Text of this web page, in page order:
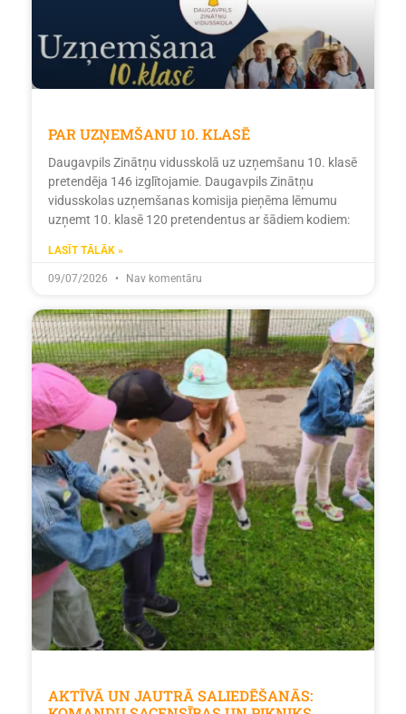
PAR UZŅEMŠANU 10. KLASĒ
Daugavpils Zinātņu vidusskolā uz uzņemšanu 10. klasē
pretendēja 146 izglītojamie. Daugavpils Zinātņu
vidusskolas uzņemšanas komisija pieņēma lēmumu
uzņemt 10. klasē 120 pretendentus ar šādiem kodiem:
LASĪT TĀLĀK »
09/07/2026 Nav komentāru
AKTĪVĀ UN JAUTRĀ SALIEDĒŠANĀS: